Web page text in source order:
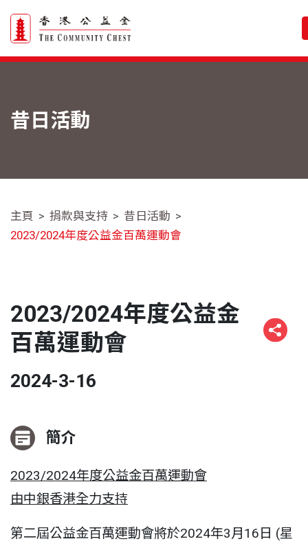
昔日活動
主頁 捐款與支持
昔日活動
2023/2024年度公益金百萬運動會
2023/2024年度公益金
百萬運動會
2024-3-16
簡介
2023/2024年度公益金百萬運動會
由中銀香港全力支持
第二屆公益金百萬運動會將於2024年3月16日 (星